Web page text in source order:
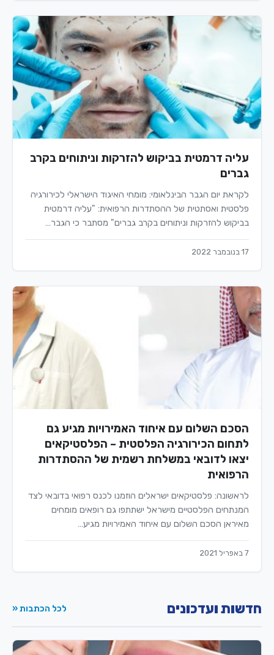
עליה דרמטית בביקוש להזרקות וניתוחים בקרב
גברים
לקראת יום הגבר הבינלאומי: מומחי האיגוד הישראלי לכירורגיה
פלסטית ואסתטית של ההסתדרות הרפואית: "עליה דרמטית
בביקוש להזרקות וניתוחים בקרב גברים" מסתבר כי הגבר…
17 בנובמבר 2022
הסכם השלום עם איחוד האמירויות מגיע גם
לתחום הכירורגיה הפלסטית – הפלסטיקאים
יצאו לדובאי במשלחת רשמית של ההסתדרות
הרפואית
לראשונה: פלסטיקאים ישראלים הוזמנו לכנס רפואי בדובאי לצד
המנתחים הפלסטיים מישראל ישתתפו גם רופאים מומחים
מאיראן הסכם השלום עם איחוד האמירויות מגיע…
7 באפריל 2021
חדשות ועדכונים לכל הכתבות «